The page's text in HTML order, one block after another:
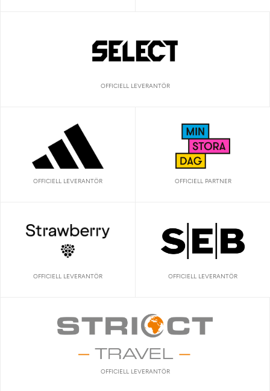
OFFICIELL LEVERANTÖR
OFFICIELL LEVERANTÖR OFFICIELL PARTNER
OFFICIELL LEVERANTÖR OFFICIELL LEVERANTÖR
OFFICIELL LEVERANTÖR